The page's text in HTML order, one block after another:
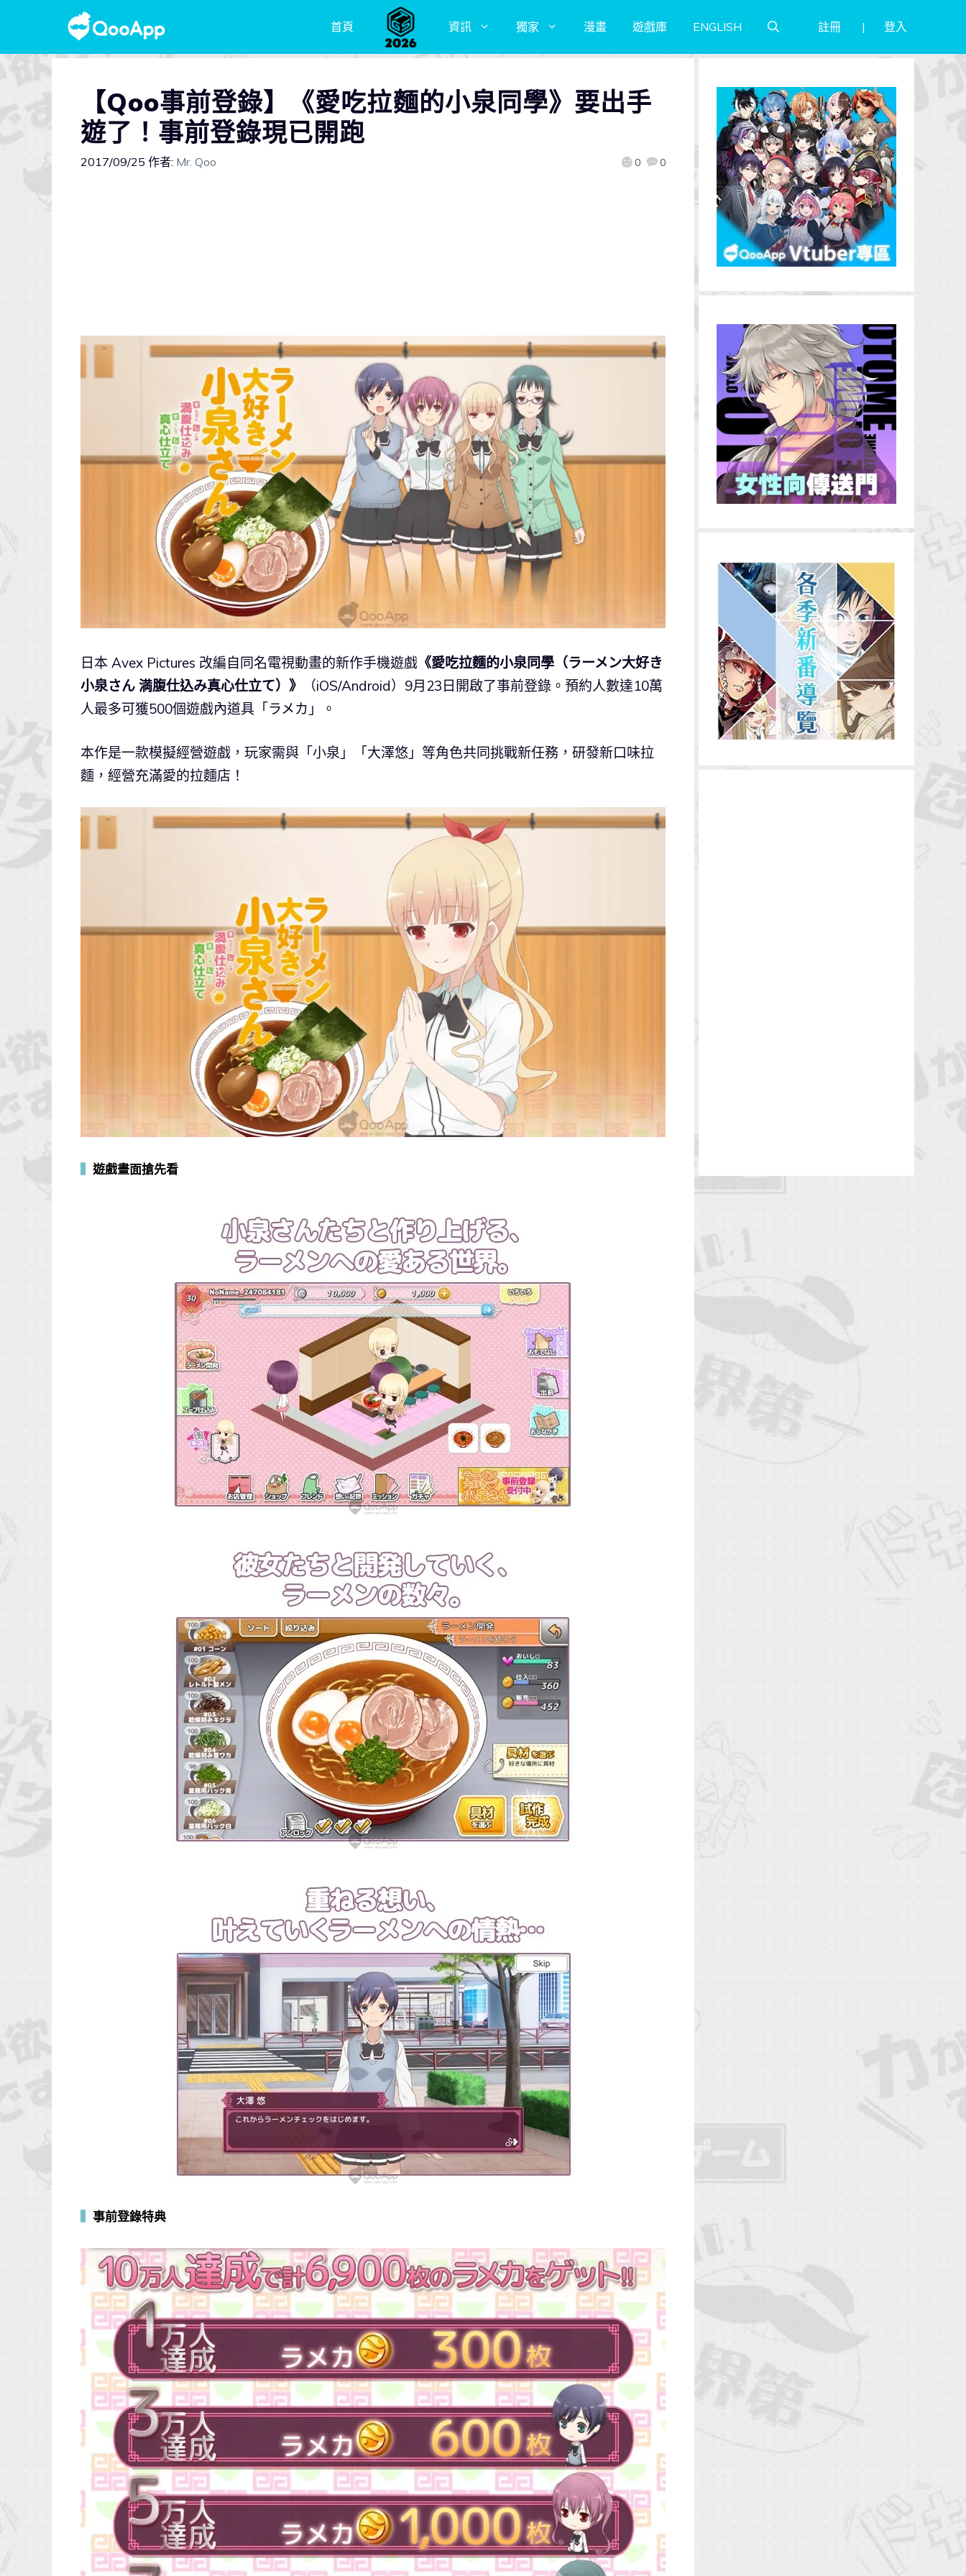
首頁 資訊 獨家 漫畫 遊戲庫 ENGLISH 註冊 登入
【Qoo事前登錄】《愛吃拉麵的小泉同學》要出手
遊了！事前登錄現已開跑
2017/09/25 作者: Mr. Qoo 0 0
日本 Avex Pictures 改編自同名電視動畫的新作手機遊戲 《愛吃拉麵的小泉同學（ラーメン大好き
小泉さん 満腹仕込み真心仕立て）》
（iOS/Android）9月23日開啟了事前登錄。預約人數達10萬
人最多可獲500個遊戲內道具「ラメカ」。
本作是一款模擬經營遊戲，玩家需與「小泉」「大澤悠」等角色共同挑戰新任務，研發新口味拉
麵，經營充滿愛的拉麵店！
遊戲畫面搶先看
事前登錄特典